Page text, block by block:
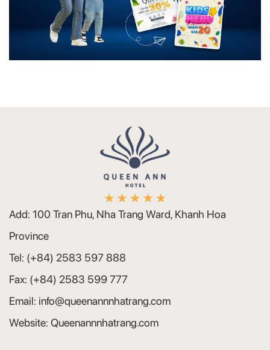
Add: 100 Tran Phu, Nha Trang Ward, Khanh Hoa
Province
Tel: (+84) 2583 597 888
Fax: (+84) 2583 599 777
Email: info@queenannnhatrang.com
Website: Queenannnhatrang.com